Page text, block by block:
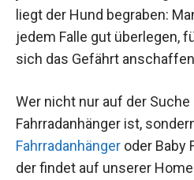
liegt der Hund begraben:
jedem Falle gut überlegen,
sich das Gefährt
Wer nicht nur auf der Suche
Fahrradanhänger ist,
Fahrradanhänger oder Baby
der findet auf unserer